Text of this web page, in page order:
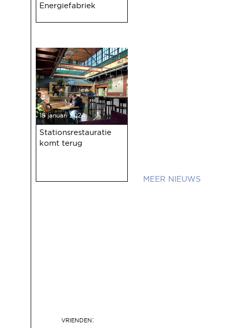
Energiefabriek
18 januari 2024
Stationsrestauratie
komt terug
NIEUWS